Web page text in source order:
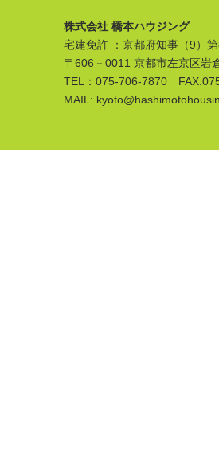
株式会社 橋本ハウジング
宅建免許 ：京都府知事（9）
〒606－0011 京都市左京区岩
TEL：075-706-7870
MAIL: